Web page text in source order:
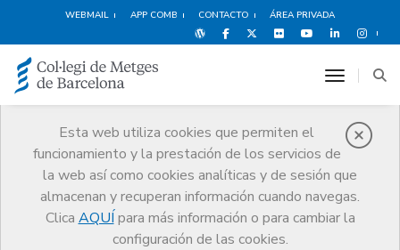
WEBMAIL APP COMB CONTACTO ÁREA PRIVADA
Esta web utiliza cookies que permiten el
funcionamiento y la prestación de los servicios de
la web así como cookies analíticas y de sesión que
almacenan y recuperan información cuando navegas.
Clica AQUÍ para más información o para cambiar la
configuración de las cookies.
toggle
Apuntes del Código de Deontología